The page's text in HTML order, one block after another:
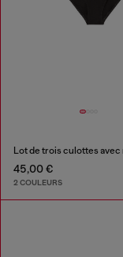
45,00 €
2 COULEURS